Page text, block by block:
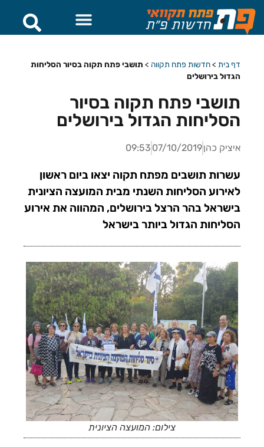
דף בית >חדשות פתח תקווה > תושבי פתח תקוה בסיור הסליחות
הגדול בירושלים
תושבי פתח תקוה בסיור
הסליחות הגדול בירושלים
איציק כהן07/10/2019
09:53
עשרות תושבים מפתח תקוה יצאו ביום ראשון
לאירוע הסליחות השנתי מבית המועצה הציונית
בישראל בהר הרצל בירושלים, המהווה את אירוע
הסליחות הגדול ביותר בישראל
צילום: המועצה הציונית